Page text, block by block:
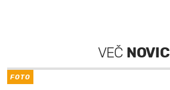
VEČ NOVIC
FOTO